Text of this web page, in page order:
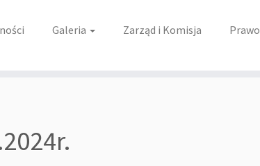
Galeria Zarząd i Komisja Prawo